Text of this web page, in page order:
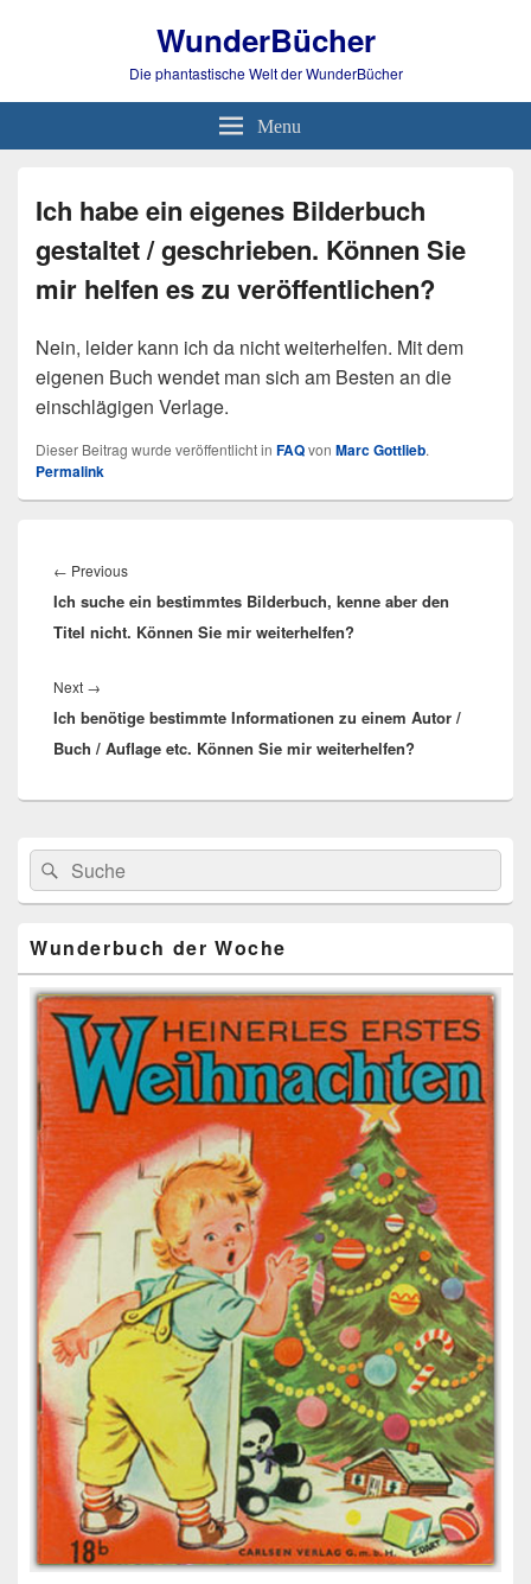
WunderBücher
Die phantastische Welt der WunderBücher
Menu
Ich habe ein eigenes Bilderbuch
gestaltet / geschrieben. Können Sie
mir helfen es zu veröffentlichen?
Nein, leider kann ich da nicht weiterhelfen. Mit dem
eigenen Buch wendet man sich am Besten an die
einschlägigen Verlage.
Dieser Beitrag wurde veröffentlicht in FAQvon Marc Gottlieb.
Permalink
← PreviousPrevious
post:
Ich suche ein bestimmtes Bilderbuch, kenne aber den
Titel nicht. Können Sie mir weiterhelfen?
Next →
post:
Ich benötige bestimmte Informationen zu einem Autor /
Buch / Auflage etc. Können Sie mir weiterhelfen?
Primärer
Seitenleisten
Widget-
Bereich
Search
for:
Suche
Wunderbuch der Woche